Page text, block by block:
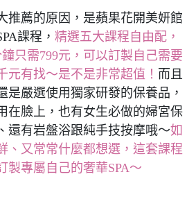
推薦的原因，是蘋果花開美妍館
課程， 精選五大課程自由配，
只需799元，可以訂製自己需要
元有找～是不是非常超值！ 而且
是嚴選使用獨家研發的保養品，
在臉上，也有女生必做的婦宮保
還有岩盤浴跟純手技按摩哦～如
、又常常什麼都想選，這套課程
製專屬自己的奢華SPA～